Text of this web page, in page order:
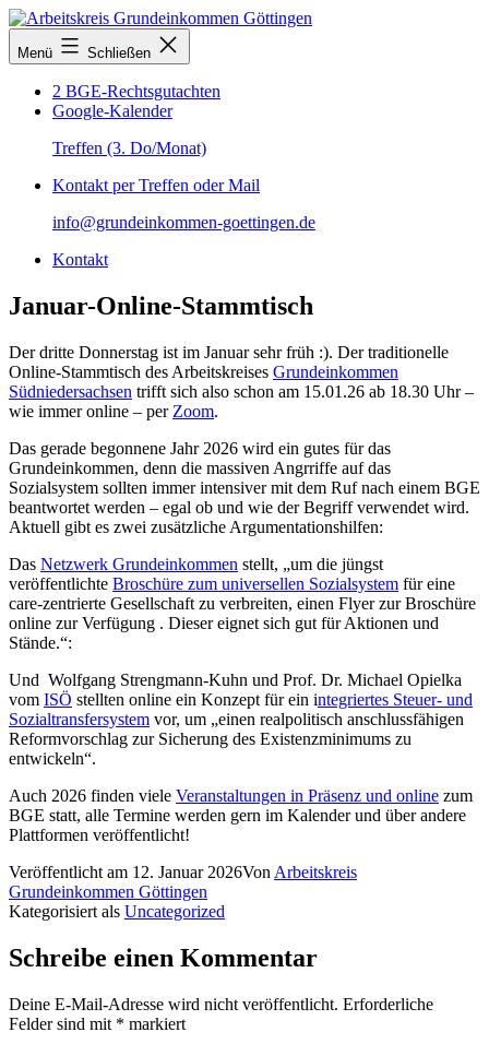
Zum
Inhalt
springen
Arbeitskreis
Grundeinkommen
Menü Schließen
2 BGE-Rechtsgutachten
Google-Kalender
Treffen (3. Do/Monat)
Kontakt per Treffen oder Mail
info@grundeinkommen-goettingen.de
Kontakt
Januar-Online-Stammtisch
Der dritte Donnerstag ist im Januar sehr früh :). Der traditionelle
Online-Stammtisch des Arbeitskreises Grundeinkommen
Südniedersachsen trifft sich also schon am 15.01.26 ab 18.30 Uhr –
wie immer online – per Zoom.
Das gerade begonnene Jahr 2026 wird ein gutes für das
Grundeinkommen, denn die massiven Angrriffe auf das
Sozialsystem sollten immer intensiver mit dem Ruf nach einem BGE
beantwortet werden – egal ob und wie der Begriff verwendet wird.
Aktuell gibt es zwei zusätzliche Argumentationshilfen:
Das Netzwerk Grundeinkommen stellt, „um die jüngst
veröffentlichte Broschüre zum universellen Sozialsystem für eine
care-zentrierte Gesellschaft zu verbreiten, einen Flyer zur Broschüre
online zur Verfügung . Dieser eignet sich gut für Aktionen und
Stände.“:
Und Wolfgang Strengmann-Kuhn und Prof. Dr. Michael Opielka
vom ISÖ stellten online ein Konzept für ein integriertes Steuer- und
Sozialtransfersystem vor, um „einen realpolitisch anschlussfähigen
Reformvorschlag zur Sicherung des Existenzminimums zu
entwickeln“.
Auch 2026 finden viele Veranstaltungen in Präsenz und online zum
BGE statt, alle Termine werden gern im Kalender und über andere
Plattformen veröffentlicht!
Veröffentlicht am 12. Januar 2026Von Arbeitskreis
Grundeinkommen Göttingen
Kategorisiert als Uncategorized
Schreibe einen Kommentar
Deine E-Mail-Adresse wird nicht veröffentlicht. Erforderliche
Felder sind mit * markiert